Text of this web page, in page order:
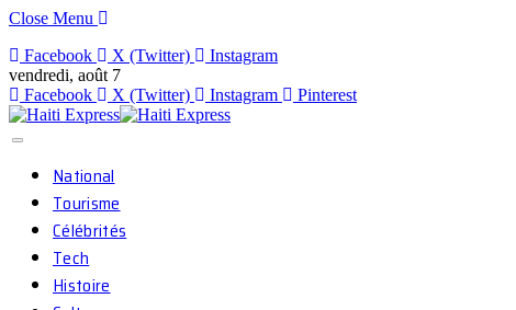
Close Menu
Facebook
X (Twitter)
Instagram
vendredi, août 7
Facebook
X (Twitter) Instagram Pinterest
National
Tourisme
Célébrités
Tech
Histoire